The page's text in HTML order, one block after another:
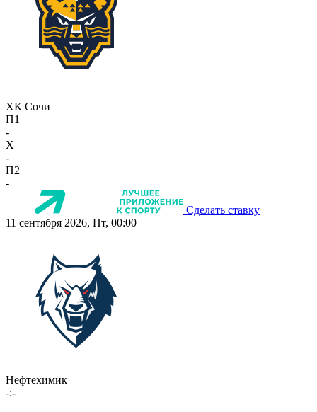
ХК Сочи
П1
-
X
-
П2
-
Сделать ставку
11 сентября 2026, Пт, 00:00
Нефтехимик
-:-